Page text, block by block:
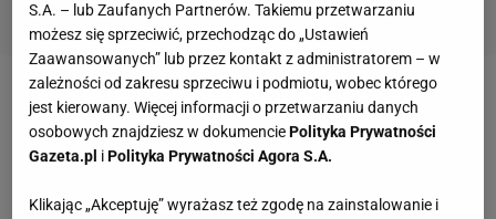
Zobacz wideo"Świątek wyciągnęła z US Open
wszystko, co się dało. Hurkacz rozczarowaniem"
Wszyscy składają gratulacje Świątek po awansie do
S.A. – lub Zaufanych Partnerów. Takiemu przetwarzaniu
możesz się sprzeciwić, przechodząc do „Ustawień
Zaawansowanych” lub przez kontakt z administratorem – w
zależności od zakresu sprzeciwu i podmiotu, wobec którego
jest kierowany. Więcej informacji o przetwarzaniu danych
osobowych znajdziesz w dokumenciePolityka Prywatności
Gazeta.pl iPolityka Prywatności Agora S.A.
Klikając „Akceptuję” wyrażasz też zgodę na zainstalowanie i